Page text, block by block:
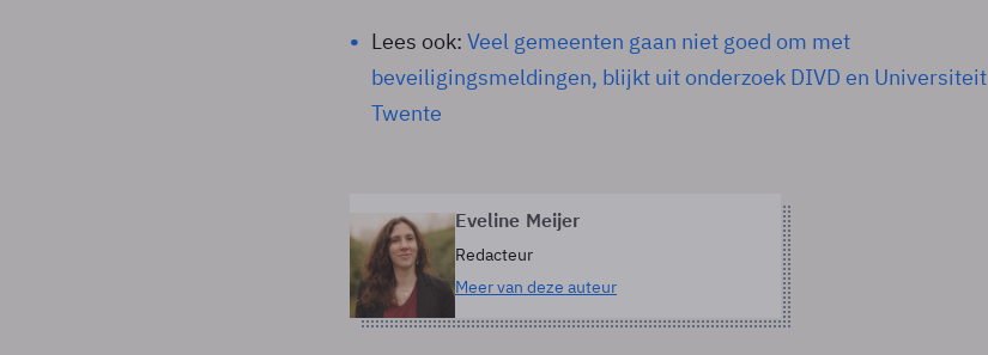
Lees ook: Veel gemeenten gaan niet goed om met
beveiligingsmeldingen, blijkt uit onderzoek DIVD en Universiteit
Twente
Eveline Meijer
Redacteur
Meer van deze auteur